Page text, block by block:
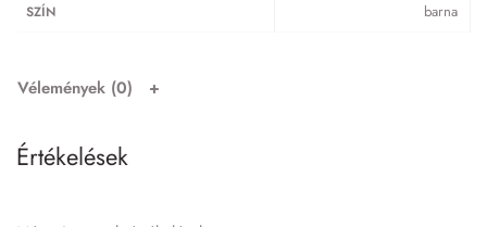
SZÍN barna
Vélemények (0)
Értékelések